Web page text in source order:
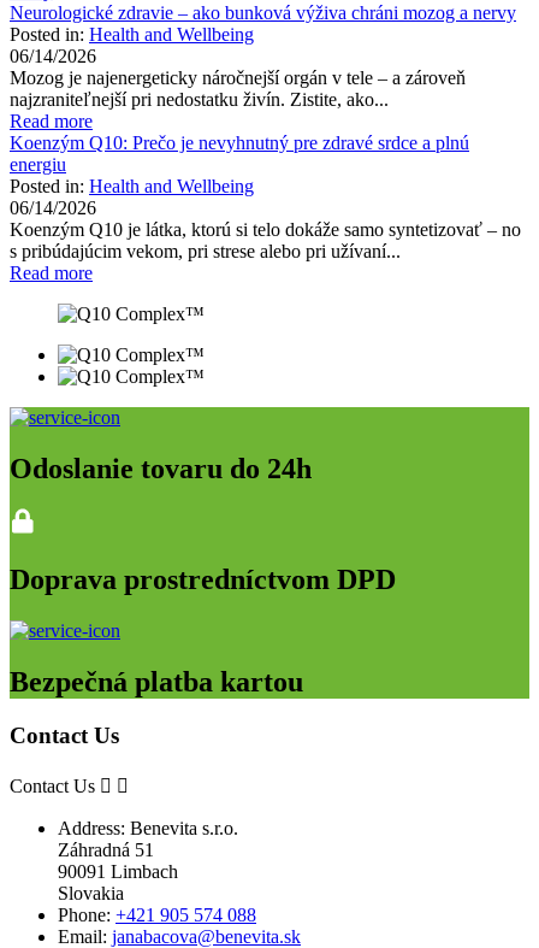
Neurologické zdravie – ako bunková výživa chráni mozog a nervy
Posted in: Health and Wellbeing
06/14/2026
Mozog je najenergeticky náročnejší orgán v tele – a zároveň
najzraniteľnejší pri nedostatku živín. Zistite, ako...
Read more
Koenzým Q10: Prečo je nevyhnutný pre zdravé srdce a plnú
energiu
Posted in: Health and Wellbeing
06/14/2026
Koenzým Q10 je látka, ktorú si telo dokáže samo syntetizovať – no
s pribúdajúcim vekom, pri strese alebo pri užívaní...
Read more
Odoslanie tovaru do 24h
Doprava prostredníctvom DPD
Bezpečná platba kartou
Contact Us
Contact Us  
Address: Benevita s.r.o.
Záhradná 51
90091 Limbach
Slovakia
Phone: +421 905 574 088
Email: janabacova@benevita.sk